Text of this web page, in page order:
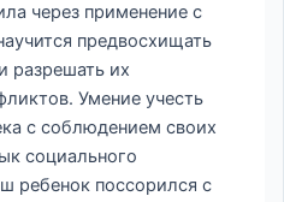
через применение с
предвосхищать
разрешать их
Умение учесть
с соблюдением своих
социального
ребенок поссорился с